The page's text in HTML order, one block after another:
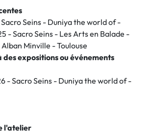
Seins - Duniya the world of -
- Sacro Seins - Les Arts en Balade -
Minville - Toulouse
expositions ou événements
- Sacro Seins - Duniya the world of -
l'atelier